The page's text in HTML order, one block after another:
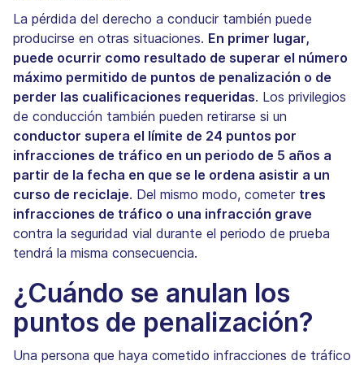
La pérdida del derecho a conducir también puede
producirse en otras situaciones. En primer lugar,
puede ocurrir como resultado de superar el número
máximo permitido de puntos de penalización o de
perder las cualificaciones requeridas. Los privilegios
de conducción también pueden retirarse si un
conductor supera el límite de 24 puntos por
infracciones de tráfico en un periodo de 5 años a
partir de la fecha en que se le ordena asistir a un
curso de reciclaje. Del mismo modo, cometer tres
infracciones de tráfico o una infracción grave
contra la seguridad vial durante el periodo de prueba
tendrá la misma consecuencia.
¿Cuándo se anulan los
puntos de penalización?
Una persona que haya cometido infracciones de tráfico